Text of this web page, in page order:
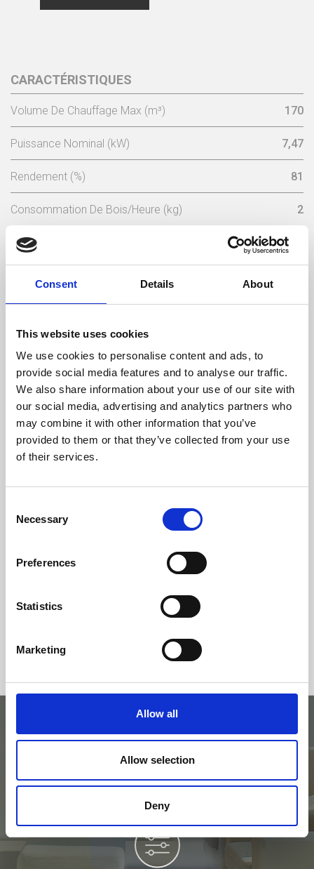
Consent Details About
This website uses cookies
We use cookies to personalise content and ads, to
provide social media features and to analyse our traffic.
We also share information about your use of our site with
our social media, advertising and analytics partners who
may combine it with other information that you’ve
provided to them or that they’ve collected from your use
of their services.
Selection
Necessary
Preferences
Statistics
Marketing
Allow all
Allow selection
Deny
CARACTÉRISTIQUES
Volume De Chauffage Max (m³) 170
Puissance Nominal (kW) 7,47
Rendement (%) 81
Consommation De Bois/Heure (kg) 2
Longueur De Bois Maximale (mm) 200
Sortie Des Fumées (mm) 150
Dépression Nécessaire Dans La Cheminée (pa)
Rendement Consommation
2 kg/h
Volume chauffé
maximum
Essayez avec le
simulateur.